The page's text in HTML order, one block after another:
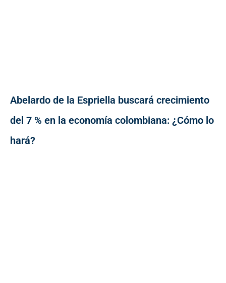
Abelardo de la Espriella buscará crecimiento
del 7 % en la economía colombiana: ¿Cómo lo
hará?